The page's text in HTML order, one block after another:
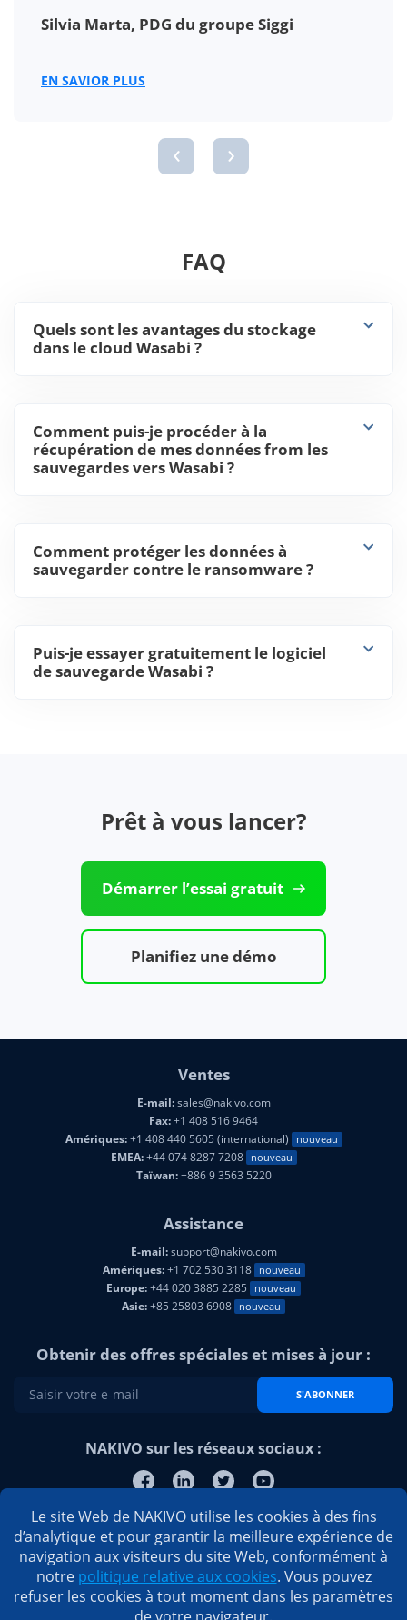
Silvia Marta, PDG du groupe Siggi
EN SAVIOR PLUS
‹ ›
FAQ
Quels sont les avantages du stockage
dans le cloud Wasabi ?
Comment puis-je procéder à la
récupération de mes données from les
sauvegardes vers Wasabi ?
Comment protéger les données à
sauvegarder contre le ransomware ?
Puis-je essayer gratuitement le logiciel
de sauvegarde Wasabi ?
Prêt à vous lancer?
Démarrer l’essai gratuit
Planifiez une démo
Ventes
E-mail:sales@nakivo.com
Fax:+1 408 516 9464
Amériques:+1 408 440 5605 (international) nouveau
EMEA:+44 074 8287 7208 nouveau
Taïwan:+886 9 3563 5220
Assistance
E-mail:support@nakivo.com
Amériques:+1 702 530 3118 nouveau
Europe:+44 020 3885 2285 nouveau
Asie:+85 25803 6908 nouveau
Obtenir des offres spéciales et mises à jour :
S'ABONNER
NAKIVO sur les réseaux sociaux :
Le site Web de NAKIVO utilise les cookies à des fins
d’analytique et pour garantir la meilleure expérience de
navigation aux visiteurs du site Web, conformément à
notre politique relative aux cookies. Vous pouvez
refuser les cookies à tout moment dans les paramètres